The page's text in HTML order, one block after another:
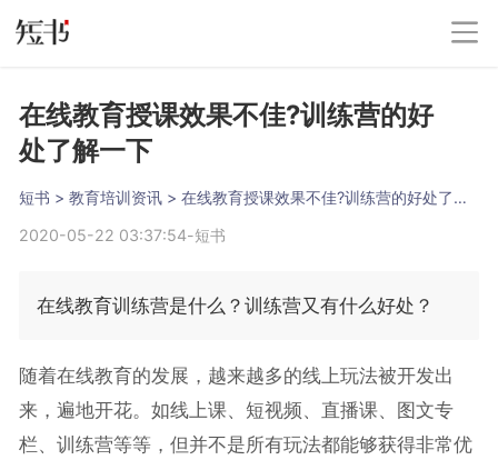
在线教育授课效果不佳?训练营的好
处了解一下
短书 > 教育培训资讯 >
在线教育授课效果不佳?训练营的好处了解一下
2020-05-22 03:37:54-短书
在线教育训练营是什么？训练营又有什么好处？
随着在线教育的发展，越来越多的线上玩法被开发出
来，遍地开花。如线上课、短视频、直播课、图文专
栏、训练营等等，但并不是所有玩法都能够获得非常优